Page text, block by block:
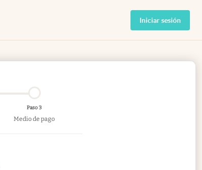
Iniciar sesión
Paso 3
Medio de pago